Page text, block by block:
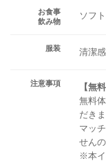
お食事
飲み物
ソフ
服装 清潔
注意事項
【無
無料
だきま
マッ
せん
※本イ